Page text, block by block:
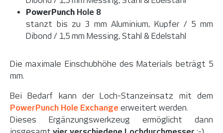
PowerPunch Hole 8
stanzt bis zu 3 mm Aluminium, Kupfer / 5 mm
Dibond / 1,5 mm Messing, Stahl & Edelstahl
Die maximale Einschubhöhe des Materials beträgt 5
mm.
Bei Bedarf kann der Loch-Stanzeinsatz mit dem
PowerPunch Hole Exchange erweitert werden.
Dieses Ergänzungswerkzeug ermöglicht dann